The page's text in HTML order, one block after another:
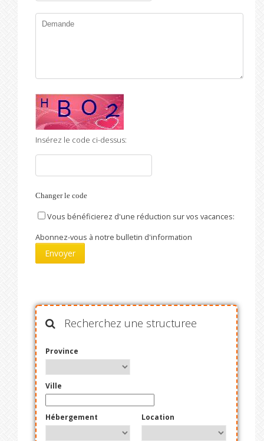
Insérez le code ci-dessus:
Changer le code
Vous bénéficierez d'une réduction sur vos vacances:
Abonnez-vous à notre bulletin d'information
Recherchez une structuree
Province
Ville
Hébergement Location